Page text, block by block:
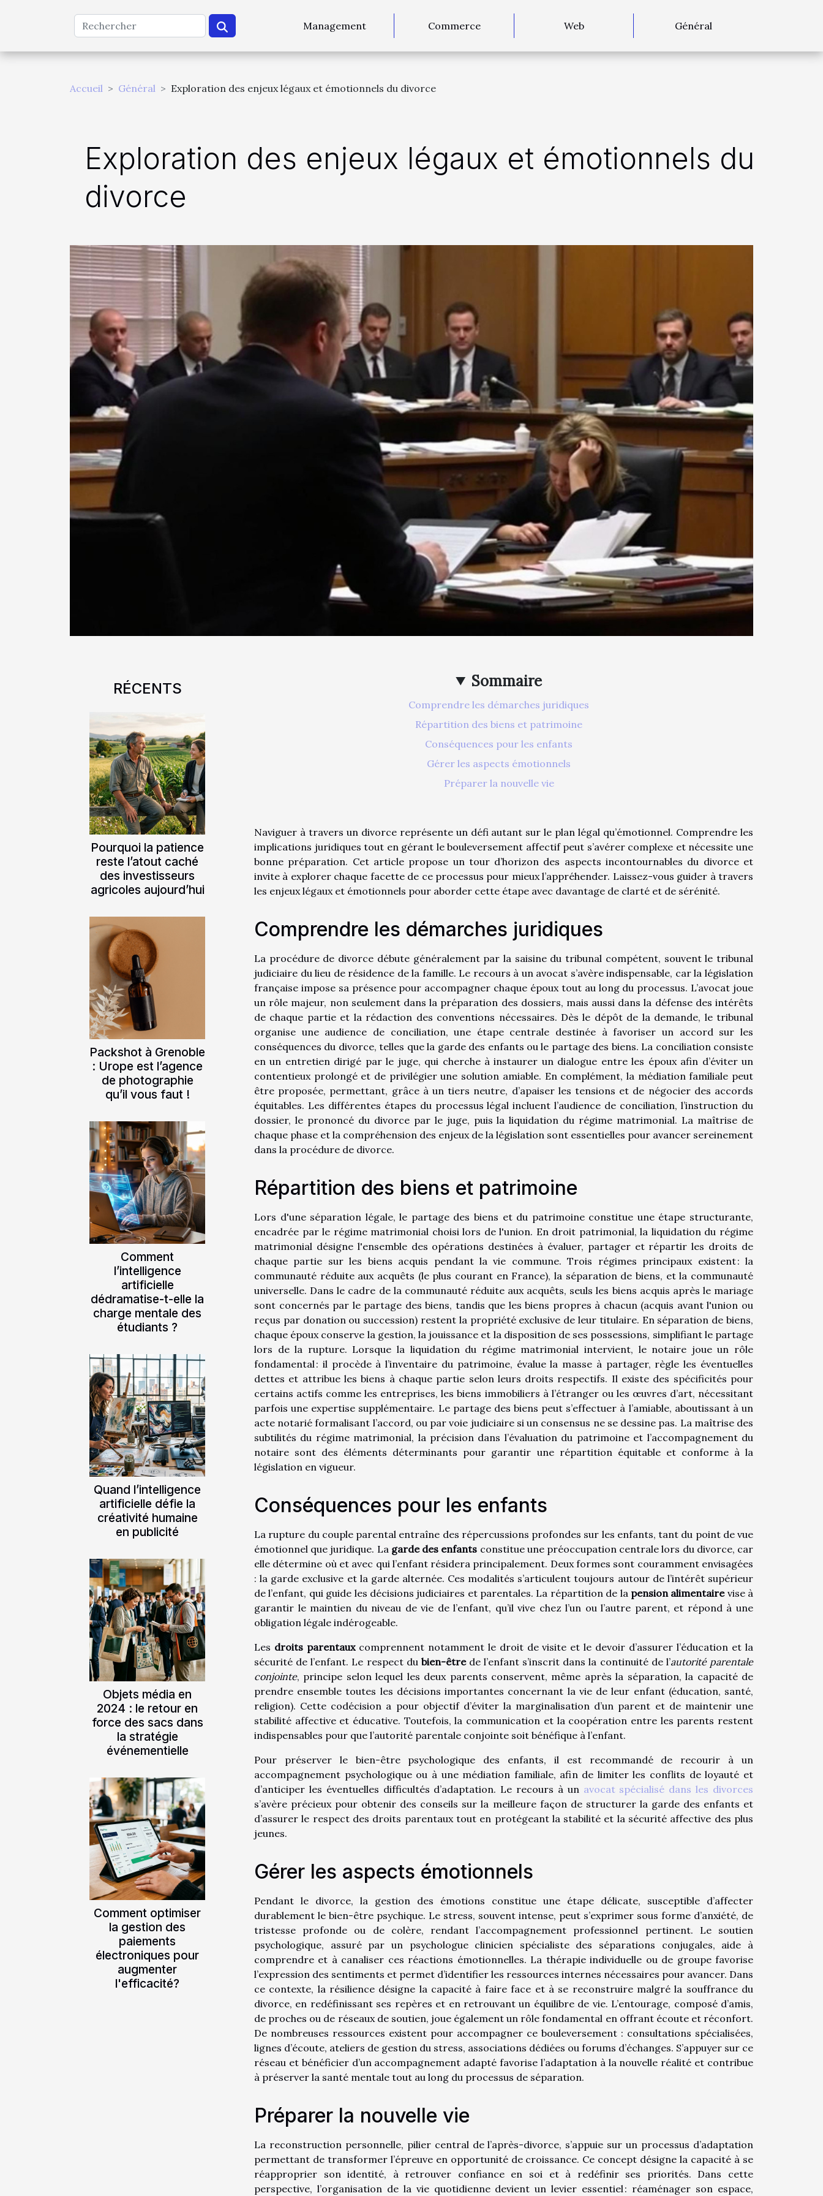
Management Commerce Web Général
Accueil Général Exploration des enjeux légaux et émotionnels du divorce
Exploration des enjeux légaux et émotionnels du
divorce
RÉCENTS
Pourquoi la patience
reste l’atout caché
des investisseurs
agricoles aujourd’hui
Packshot à Grenoble
: Urope est l’agence
de photographie
qu’il vous faut !
Comment
l’intelligence
artificielle
dédramatise-t-elle la
charge mentale des
étudiants ?
Quand l’intelligence
artificielle défie la
créativité humaine
en publicité
Objets média en
2024 : le retour en
force des sacs dans
la stratégie
événementielle
Comment optimiser
la gestion des
paiements
électroniques pour
augmenter
l'efficacité?
Sommaire
Comprendre les démarches juridiques
Répartition des biens et patrimoine
Conséquences pour les enfants
Gérer les aspects émotionnels
Préparer la nouvelle vie
Naviguer à travers un divorce représente un défi autant sur le plan légal qu’émotionnel. Comprendre les
implications juridiques tout en gérant le bouleversement affectif peut s’avérer complexe et nécessite une
bonne préparation. Cet article propose un tour d’horizon des aspects incontournables du divorce et
invite à explorer chaque facette de ce processus pour mieux l’appréhender. Laissez-vous guider à travers
les enjeux légaux et émotionnels pour aborder cette étape avec davantage de clarté et de sérénité.
Comprendre les démarches juridiques
La procédure de divorce débute généralement par la saisine du tribunal compétent, souvent le tribunal
judiciaire du lieu de résidence de la famille. Le recours à un avocat s’avère indispensable, car la législation
française impose sa présence pour accompagner chaque époux tout au long du processus. L’avocat joue
un rôle majeur, non seulement dans la préparation des dossiers, mais aussi dans la défense des intérêts
de chaque partie et la rédaction des conventions nécessaires. Dès le dépôt de la demande, le tribunal
organise une audience de conciliation, une étape centrale destinée à favoriser un accord sur les
conséquences du divorce, telles que la garde des enfants ou le partage des biens. La conciliation consiste
en un entretien dirigé par le juge, qui cherche à instaurer un dialogue entre les époux afin d’éviter un
contentieux prolongé et de privilégier une solution amiable. En complément, la médiation familiale peut
être proposée, permettant, grâce à un tiers neutre, d’apaiser les tensions et de négocier des accords
équitables. Les différentes étapes du processus légal incluent l’audience de conciliation, l’instruction du
dossier, le prononcé du divorce par le juge, puis la liquidation du régime matrimonial. La maîtrise de
chaque phase et la compréhension des enjeux de la législation sont essentielles pour avancer sereinement
dans la procédure de divorce.
Répartition des biens et patrimoine
Lors d'une séparation légale, le partage des biens et du patrimoine constitue une étape structurante,
encadrée par le régime matrimonial choisi lors de l'union. En droit patrimonial, la liquidation du régime
matrimonial désigne l'ensemble des opérations destinées à évaluer, partager et répartir les droits de
chaque partie sur les biens acquis pendant la vie commune. Trois régimes principaux existent : la
communauté réduite aux acquêts (le plus courant en France), la séparation de biens, et la communauté
universelle. Dans le cadre de la communauté réduite aux acquêts, seuls les biens acquis après le mariage
sont concernés par le partage des biens, tandis que les biens propres à chacun (acquis avant l'union ou
reçus par donation ou succession) restent la propriété exclusive de leur titulaire. En séparation de biens,
chaque époux conserve la gestion, la jouissance et la disposition de ses possessions, simplifiant le partage
lors de la rupture. Lorsque la liquidation du régime matrimonial intervient, le notaire joue un rôle
fondamental : il procède à l’inventaire du patrimoine, évalue la masse à partager, règle les éventuelles
dettes et attribue les biens à chaque partie selon leurs droits respectifs. Il existe des spécificités pour
certains actifs comme les entreprises, les biens immobiliers à l’étranger ou les œuvres d’art, nécessitant
parfois une expertise supplémentaire. Le partage des biens peut s’effectuer à l’amiable, aboutissant à un
acte notarié formalisant l’accord, ou par voie judiciaire si un consensus ne se dessine pas. La maîtrise des
subtilités du régime matrimonial, la précision dans l’évaluation du patrimoine et l’accompagnement du
notaire sont des éléments déterminants pour garantir une répartition équitable et conforme à la
législation en vigueur.
Conséquences pour les enfants
La rupture du couple parental entraîne des répercussions profondes sur les enfants, tant du point de vue
émotionnel que juridique. La garde des enfants constitue une préoccupation centrale lors du divorce, car
elle détermine où et avec qui l’enfant résidera principalement. Deux formes sont couramment envisagées
: la garde exclusive et la garde alternée. Ces modalités s’articulent toujours autour de l’intérêt supérieur
de l’enfant, qui guide les décisions judiciaires et parentales. La répartition de la pension alimentairevise à
garantir le maintien du niveau de vie de l’enfant, qu’il vive chez l’un ou l’autre parent, et répond à une
obligation légale indérogeable.
Les droits parentauxcomprennent notamment le droit de visite et le devoir d’assurer l’éducation et la
sécurité de l’enfant. Le respect du bien-êtrede l’enfant s’inscrit dans la continuité de l’autorité parentale
conjointe, principe selon lequel les deux parents conservent, même après la séparation, la capacité de
prendre ensemble toutes les décisions importantes concernant la vie de leur enfant (éducation, santé,
religion). Cette codécision a pour objectif d’éviter la marginalisation d’un parent et de maintenir une
stabilité affective et éducative. Toutefois, la communication et la coopération entre les parents restent
indispensables pour que l’autorité parentale conjointe soit bénéfique à l’enfant.
Pour préserver le bien-être psychologique des enfants, il est recommandé de recourir à un
accompagnement psychologique ou à une médiation familiale, afin de limiter les conflits de loyauté et
d’anticiper les éventuelles difficultés d’adaptation. Le recours à un avocat spécialisé dans les divorces
s’avère précieux pour obtenir des conseils sur la meilleure façon de structurer la garde des enfants et
d’assurer le respect des droits parentaux tout en protégeant la stabilité et la sécurité affective des plus
jeunes.
Gérer les aspects émotionnels
Pendant le divorce, la gestion des émotions constitue une étape délicate, susceptible d’affecter
durablement le bien-être psychique. Le stress, souvent intense, peut s’exprimer sous forme d’anxiété, de
tristesse profonde ou de colère, rendant l’accompagnement professionnel pertinent. Le soutien
psychologique, assuré par un psychologue clinicien spécialiste des séparations conjugales, aide à
comprendre et à canaliser ces réactions émotionnelles. La thérapie individuelle ou de groupe favorise
l’expression des sentiments et permet d’identifier les ressources internes nécessaires pour avancer. Dans
ce contexte, la résilience désigne la capacité à faire face et à se reconstruire malgré la souffrance du
divorce, en redéfinissant ses repères et en retrouvant un équilibre de vie. L’entourage, composé d’amis,
de proches ou de réseaux de soutien, joue également un rôle fondamental en offrant écoute et réconfort.
De nombreuses ressources existent pour accompagner ce bouleversement : consultations spécialisées,
lignes d’écoute, ateliers de gestion du stress, associations dédiées ou forums d’échanges. S’appuyer sur ce
réseau et bénéficier d’un accompagnement adapté favorise l’adaptation à la nouvelle réalité et contribue
à préserver la santé mentale tout au long du processus de séparation.
Préparer la nouvelle vie
La reconstruction personnelle, pilier central de l’après-divorce, s’appuie sur un processus d’adaptation
permettant de transformer l’épreuve en opportunité de croissance. Ce concept désigne la capacité à se
réapproprier son identité, à retrouver confiance en soi et à redéfinir ses priorités. Dans cette
perspective, l’organisation de la vie quotidienne devient un levier essentiel : réaménager son espace,